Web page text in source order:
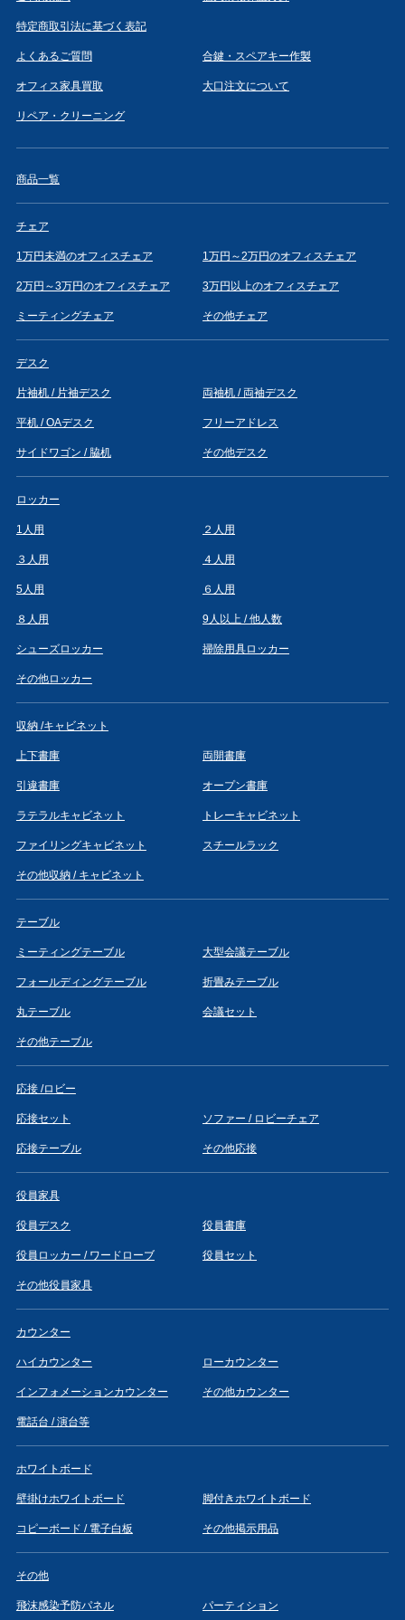
特定商取引法に基づく表記
よくあるご質問 合鍵・スペアキー作製
オフィス家具買取 大口注文について
リペア・クリーニング
商品一覧
チェア
1万円未満のオフィスチェア 1万円～2万円のオフィスチェア
2万円～3万円のオフィスチェア 3万円以上のオフィスチェア
ミーティングチェア その他チェア
デスク
片袖机 / 片袖デスク 両袖机 / 両袖デスク
平机 / OAデスク フリーアドレス
サイドワゴン / 脇机 その他デスク
ロッカー
1人用 ２人用
３人用 ４人用
5人用 ６人用
８人用 9人以上 / 他人数
シューズロッカー 掃除用具ロッカー
その他ロッカー
収納 /キャビネット
上下書庫 両開書庫
引違書庫 オープン書庫
ラテラルキャビネット トレーキャビネット
ファイリングキャビネット スチールラック
その他収納 / キャビネット
テーブル
ミーティングテーブル 大型会議テーブル
フォールディングテーブル 折畳みテーブル
丸テーブル 会議セット
その他テーブル
応接 /ロビー
応接セット ソファー / ロビーチェア
応接テーブル その他応接
役員家具
役員デスク 役員書庫
役員ロッカー / ワードローブ 役員セット
その他役員家具
カウンター
ハイカウンター ローカウンター
インフォメーションカウンター その他カウンター
電話台 / 演台等
ホワイトボード
壁掛けホワイトボード 脚付きホワイトボード
コピーボード / 電子白板 その他掲示用品
その他
飛沫感染予防パネル パーティション